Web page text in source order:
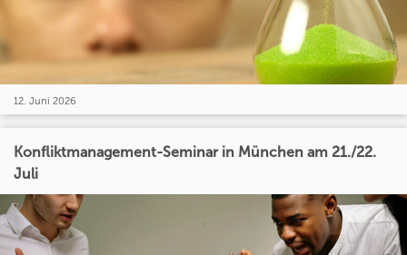
12. Juni 2026
Konfliktmanagement-Seminar in München am 21./22.
Juli